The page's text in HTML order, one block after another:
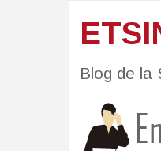
Blog de la